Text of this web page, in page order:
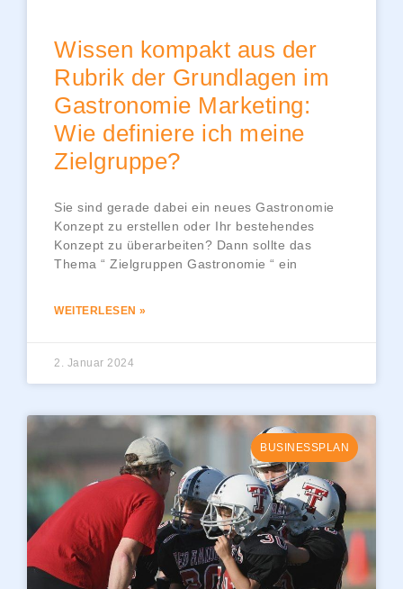
Wissen kompakt aus der
Rubrik der Grundlagen im
Gastronomie Marketing:
Wie definiere ich meine
Zielgruppe?
Sie sind gerade dabei ein neues Gastronomie
Konzept zu erstellen oder Ihr bestehendes
Konzept zu überarbeiten? Dann sollte das
Thema “ Zielgruppen Gastronomie “ ein
WEITERLESEN »
2. Januar 2024
BUSINESSPLAN